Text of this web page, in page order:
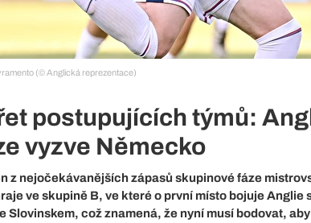
(© Anglická reprezentace)
postupujících týmů:
vyzve Německo
z nejočekávanějších zápasů skupinové fáze
ve skupině B, ve které o první místo bojuje Anglie
Slovinskem, což znamená, že nyní musí bodovat,